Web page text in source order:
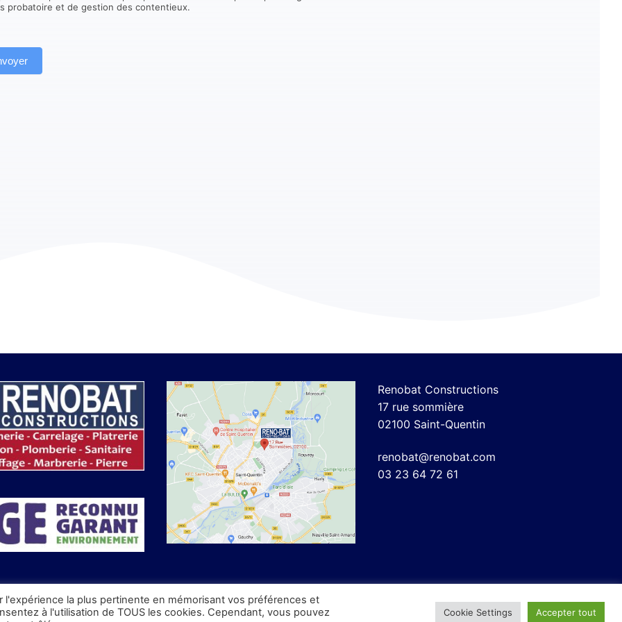
probatoire et de gestion des contentieux.
Renobat Constructions
17 rue sommière
02100 Saint-Quentin
renobat@renobat.com
03 23 64 72 61
Copyright © 2026 RENOBAT
la plus pertinente en mémorisant vos préférences et
à l'utilisation de TOUS les cookies. Cependant, vous pouvez
Cookie Settings Accepter tout